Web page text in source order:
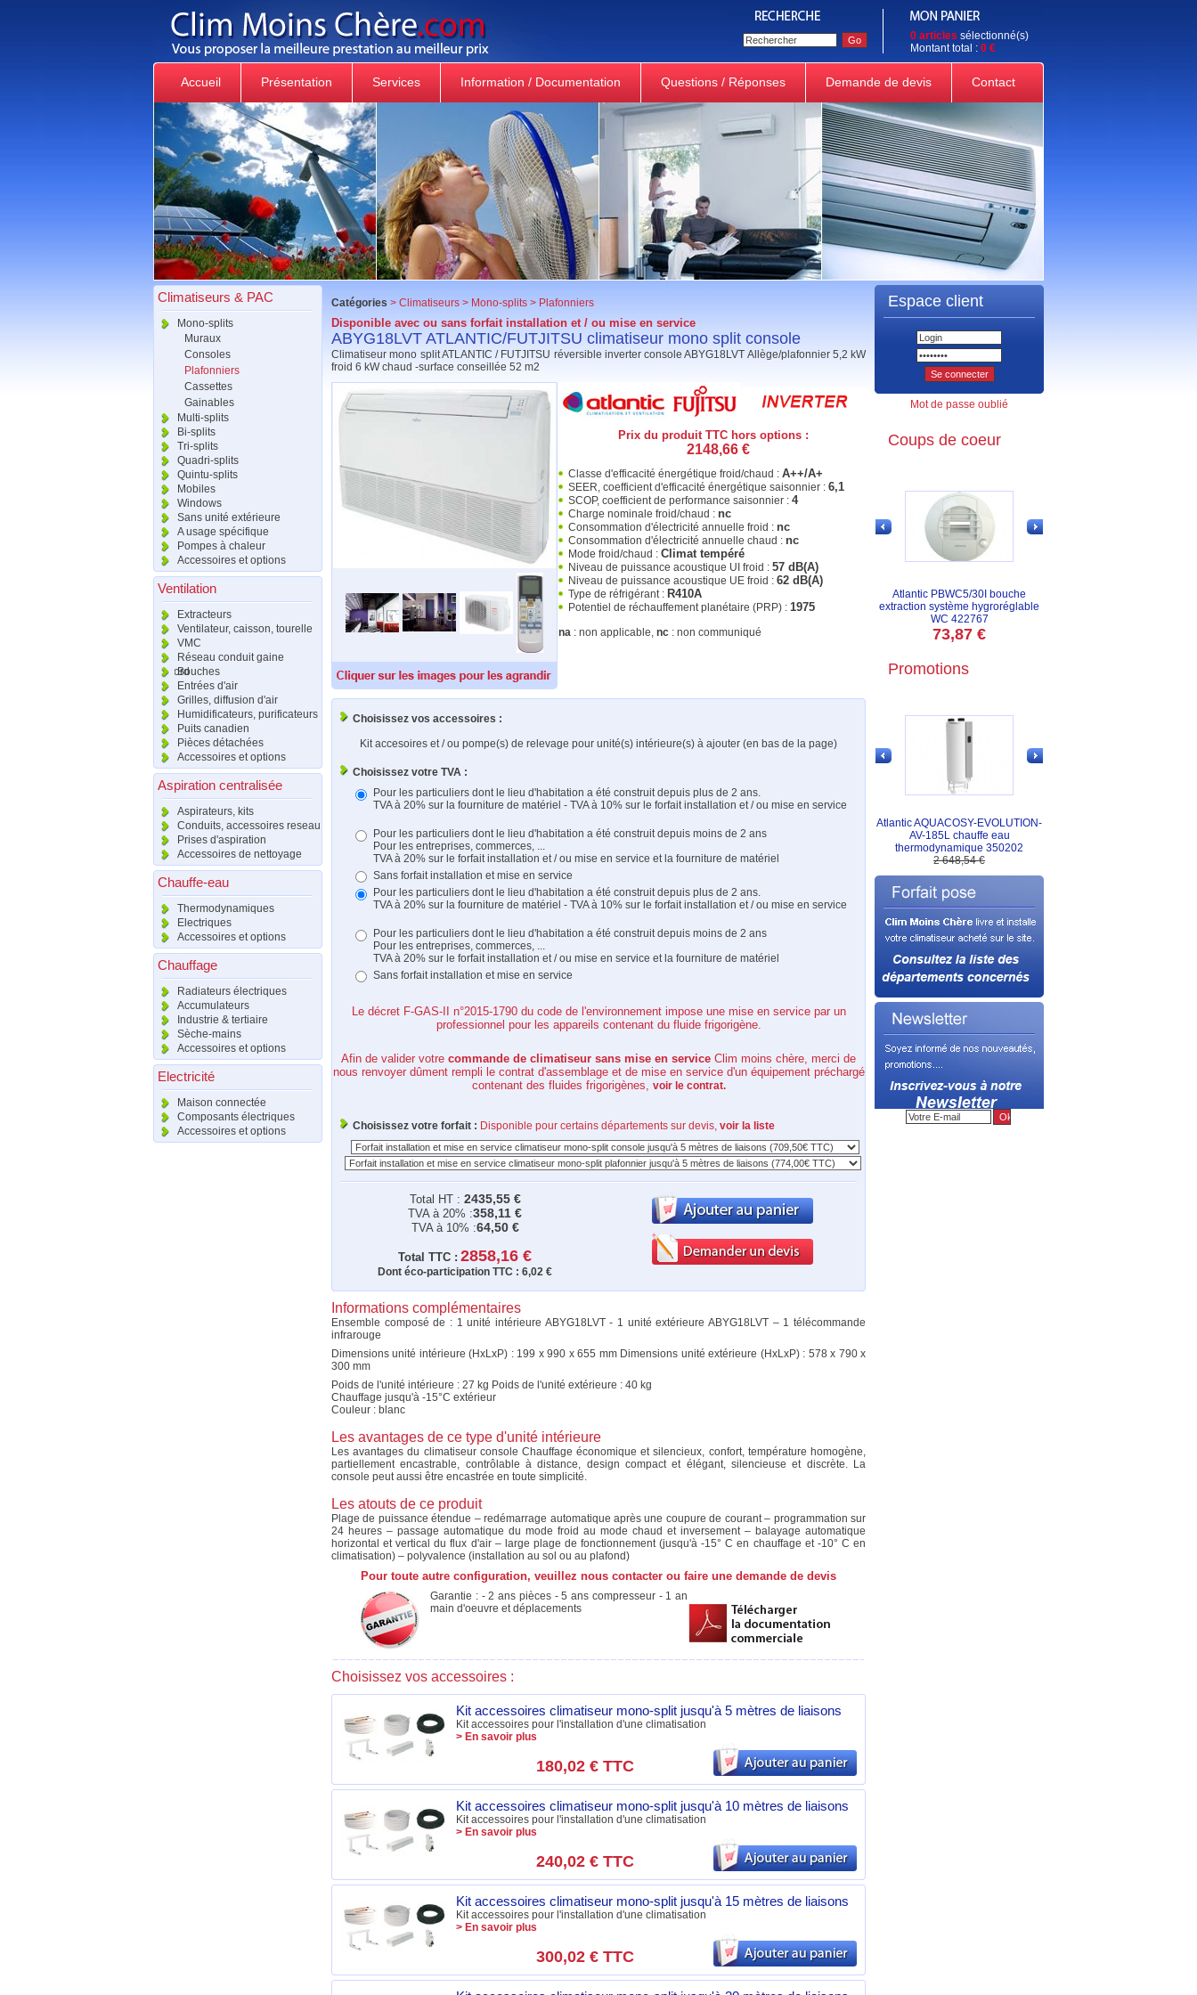
0 articles sélectionné(s)
Montant total : 0 €
Accueil Présentation Services Information / Documentation Questions / Réponses Demande de devis Contact
Climatiseurs & PAC
Mono-splits
Muraux
Consoles
Plafonniers
Cassettes
Gainables
Multi-splits
Bi-splits
Tri-splits
Quadri-splits
Quintu-splits
Mobiles
Windows
Sans unité extérieure
A usage spécifique
Pompes à chaleur
Accessoires et options
Ventilation
Extracteurs
Ventilateur, caisson, tourelle
VMC
Réseau conduit gaine
raccordBouches
Entrées d'air
Grilles, diffusion d'air
Humidificateurs, purificateurs
Puits canadien
Pièces détachées
Accessoires et options
Aspiration centralisée
Aspirateurs, kits
Conduits, accessoires reseau
Prises d'aspiration
Accessoires de nettoyage
Chauffe-eau
Thermodynamiques
Electriques
Accessoires et options
Chauffage
Radiateurs électriques
Accumulateurs
Industrie & tertiaire
Sèche-mains
Accessoires et options
Electricité
Maison connectée
Composants électriques
Accessoires et options
Catégories > Climatiseurs > Mono-splits > Plafonniers
Disponible avec ou sans forfait installation et / ou mise en service
ABYG18LVT ATLANTIC/FUTJITSU climatiseur mono split console
Climatiseur mono split ATLANTIC / FUTJITSU réversible inverter console ABYG18LVT Allège/plafonnier 5,2 kW
froid 6 kW chaud -surface conseillée 52 m2
Prix du produit TTC hors options :
2148,66 €
Classe d'efficacité énergétique froid/chaud : A++/A+
SEER, coefficient d'efficacité énergétique saisonnier : 6,1
SCOP, coefficient de performance saisonnier : 4
Charge nominale froid/chaud : nc
Consommation d'électricité annuelle froid : nc
Consommation d'électricité annuelle chaud : nc
Mode froid/chaud : Climat tempéré
Niveau de puissance acoustique UI froid : 57 dB(A)
Niveau de puissance acoustique UE froid : 62 dB(A)
Type de réfrigérant : R410A
Potentiel de réchauffement planétaire (PRP) : 1975
na : non applicable, nc : non communiqué
Choisissez vos accessoires :
Kit accesoires et / ou pompe(s) de relevage pour unité(s) intérieure(s) à ajouter (en bas de la page)
Choisissez votre TVA :
Pour les particuliers dont le lieu d'habitation a été construit depuis plus de 2 ans.
TVA à 20% sur la fourniture de matériel - TVA à 10% sur le forfait installation et / ou mise en service
Pour les particuliers dont le lieu d'habitation a été construit depuis moins de 2 ans
Pour les entreprises, commerces, ...
TVA à 20% sur le forfait installation et / ou mise en service et la fourniture de matériel
Sans forfait installation et mise en service
Pour les particuliers dont le lieu d'habitation a été construit depuis plus de 2 ans.
TVA à 20% sur la fourniture de matériel - TVA à 10% sur le forfait installation et / ou mise en service
Pour les particuliers dont le lieu d'habitation a été construit depuis moins de 2 ans
Pour les entreprises, commerces, ...
TVA à 20% sur le forfait installation et / ou mise en service et la fourniture de matériel
Sans forfait installation et mise en service
Le décret F-GAS-II n°2015-1790 du code de l'environnement impose une mise en service par un
professionnel pour les appareils contenant du fluide frigorigène.
Afin de valider votre commande de climatiseur sans mise en service Clim moins chère, merci de
nous renvoyer dûment rempli le contrat d'assemblage et de mise en service d'un équipement préchargé
contenant des fluides frigorigènes, voir le contrat.
Choisissez votre forfait : Disponible pour certains départements sur devis, voir la liste
Total HT : 2435,55 €
TVA à 20% :358,11 €
TVA à 10% :64,50 €
Total TTC : 2858,16 €
Dont éco-participation TTC : 6,02 €
Informations complémentaires
Ensemble composé de : 1 unité intérieure ABYG18LVT - 1 unité extérieure ABYG18LVT – 1 télécommande
infrarouge
Dimensions unité intérieure (HxLxP) : 199 x 990 x 655 mm Dimensions unité extérieure (HxLxP) : 578 x 790 x
300 mm
Poids de l'unité intérieure : 27 kg Poids de l'unité extérieure : 40 kg
Chauffage jusqu'à -15°C extérieur
Couleur : blanc
Les avantages de ce type d'unité intérieure
Les avantages du climatiseur console Chauffage économique et silencieux, confort, température homogène,
partiellement encastrable, contrôlable à distance, design compact et élégant, silencieuse et discrète. La
console peut aussi être encastrée en toute simplicité.
Les atouts de ce produit
Plage de puissance étendue – redémarrage automatique après une coupure de courant – programmation sur
24 heures – passage automatique du mode froid au mode chaud et inversement – balayage automatique
horizontal et vertical du flux d'air – large plage de fonctionnement (jusqu'à -15° C en chauffage et -10° C en
climatisation) – polyvalence (installation au sol ou au plafond)
Pour toute autre configuration, veuillez nous contacter ou faire une demande de devis
Garantie : - 2 ans pièces - 5 ans compresseur - 1 an
main d'oeuvre et déplacements
Choisissez vos accessoires :
Kit accessoires climatiseur mono-split jusqu'à 5 mètres de liaisons
Kit accessoires pour l'installation d'une climatisation
> En savoir plus
180,02 €TTC
Kit accessoires climatiseur mono-split jusqu'à 10 mètres de liaisons
Kit accessoires pour l'installation d'une climatisation
> En savoir plus
240,02 €TTC
Kit accessoires climatiseur mono-split jusqu'à 15 mètres de liaisons
Kit accessoires pour l'installation d'une climatisation
> En savoir plus
300,02 €TTC
Espace client
Mot de passe oublié
Coups de coeur
Atlantic PBWC5/30I bouche
extraction système hygroréglable
WC 422767
73,87 €
Promotions
Atlantic AQUACOSY-EVOLUTION-
AV-185L chauffe eau
thermodynamique 350202
2 648,54 €